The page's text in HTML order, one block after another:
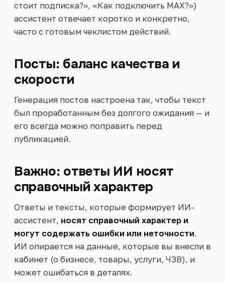
стоит подписка?», «Как подключить MAX?»)
ассистент отвечает коротко и конкретно,
часто с готовым чеклистом действий.
Посты: баланс качества и
скорости
Генерация постов настроена так, чтобы текст
был проработанным без долгого ожидания — и
его всегда можно поправить перед
публикацией.
Важно: ответы ИИ носят
справочный характер
Ответы и тексты, которые формирует ИИ-
ассистент, носят справочный характер и
могут содержать ошибки или неточности.
ИИ опирается на данные, которые вы внесли в
кабинет (о бизнесе, товары, услуги, ЧЗВ), и
может ошибаться в деталях.